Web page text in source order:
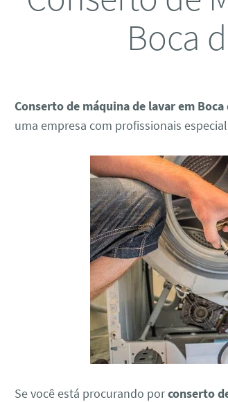
Boca
Conserto de máquina de lavar em Boca
uma empresa com profissionais
Se você está procurando porconserto